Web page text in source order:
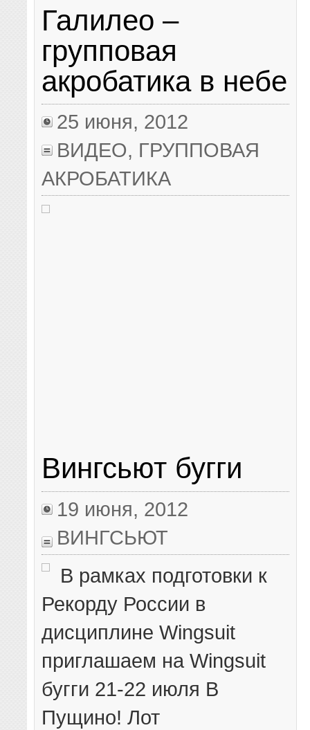
Галилео –
групповая
акробатика в небе
25 июня, 2012
ВИДЕО, ГРУППОВАЯ
АКРОБАТИКА
Вингсьют бугги
19 июня, 2012
ВИНГСЬЮТ
В рамках подготовки к
Рекорду России в
дисциплине Wingsuit
приглашаем на Wingsuit
бугги 21-22 июля В
Пущино! Лот